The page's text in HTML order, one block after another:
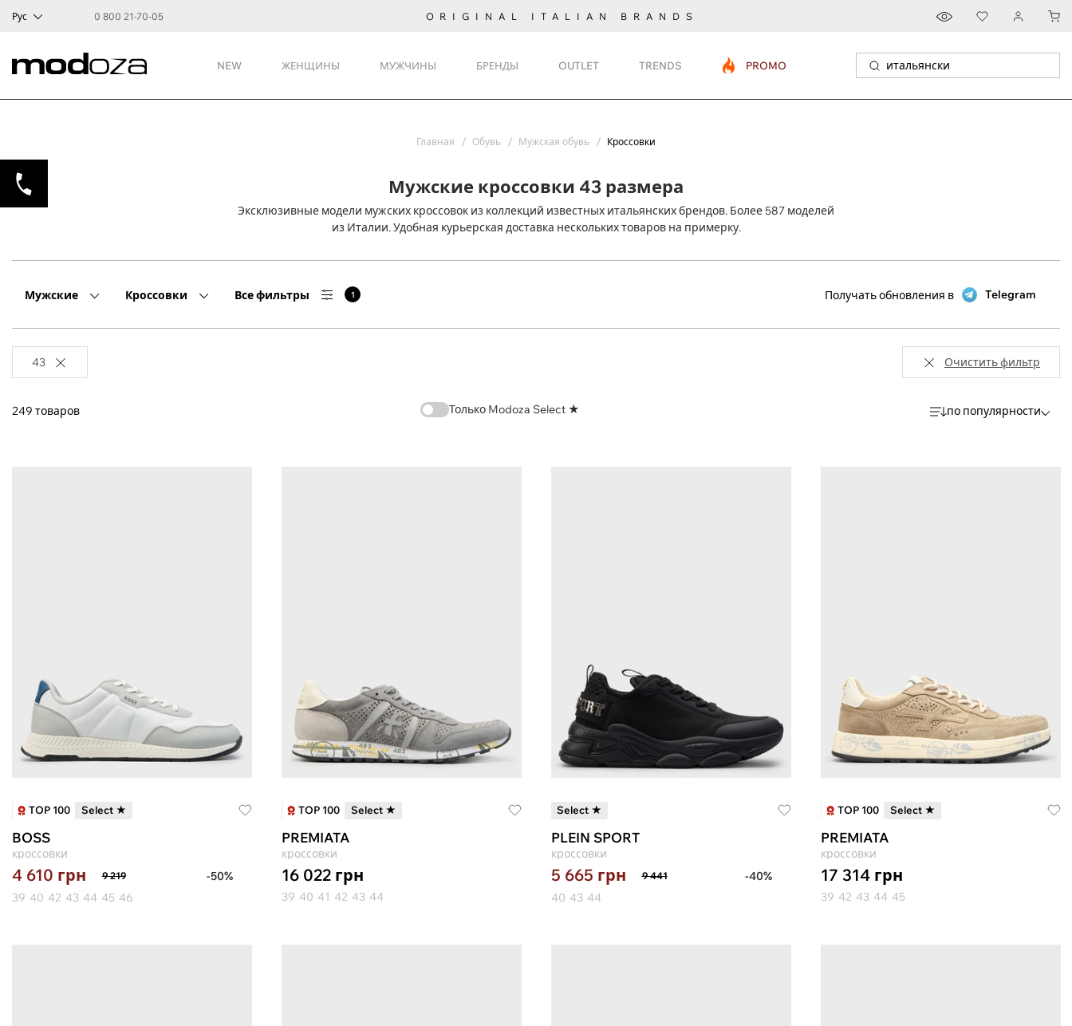
Рус 0 800 21-70-05 ORIGINAL ITALIAN BRANDS
NEW ЖЕНЩИНЫ МУЖЧИНЫ БРЕНДЫ OUTLET TRENDS PROMO
Главная Обувь Мужская обувь Кроссовки
Мужские кроссовки 43 размера
Эксклюзивные модели мужских кроссовок из коллекций известных итальянских брендов. Более 587 моделей
из Италии. Удобная курьерская доставка нескольких товаров на примерку.
Мужские Кроссовки Все фильтры 1 Получать обновления в Telegram
43 Очистить фильтр
249 товаров Только Modoza Select ★ по популярности
TOP 100 Select ★
BOSS
кроссовки
4 610 грн 9 219
-50%
39 40 42 43 44 45 46
TOP 100 Select ★
PREMIATA
кроссовки
16 022 грн
39 40 41 42 43 44
Select ★
PLEIN SPORT
кроссовки
5 665 грн 9 441
-40%
40 43 44
TOP 100 Select ★
PREMIATA
кроссовки
17 314 грн
39 42 43 44 45